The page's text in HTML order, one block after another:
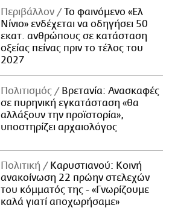
Περιβάλλον
Το φαινόμενο «Ελ
Νίνιο» ενδέχεται να οδηγήσει 50
εκατ. ανθρώπους σε κατάσταση
οξείας πείνας πριν το τέλος του
2027
Πολιτισμός
Βρετανία: Ανασκαφές
σε πυρηνική εγκατάσταση «θα
αλλάξουν την προϊστορία»,
υποστηρίζει αρχαιολόγος
Πολιτική
Καρυστιανού: Κοινή
ανακοίνωση 22 πρώην στελεχών
του κόμματός της - «Γνωρίζουμε
καλά γιατί αποχωρήσαμε»